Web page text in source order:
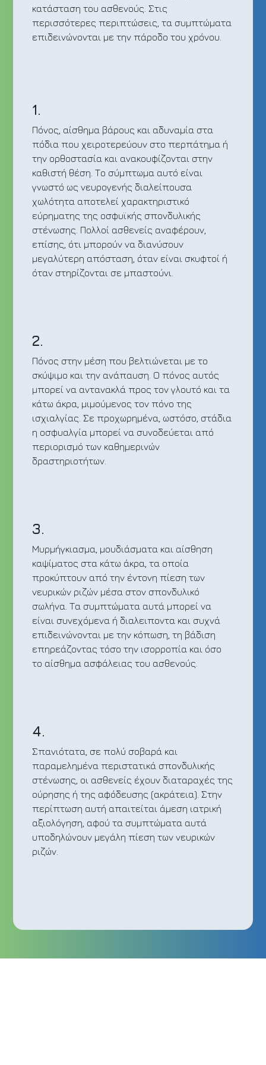
κατάσταση του ασθενούς. Στις
περισσότερες περιπτώσεις, τα συμπτώματα
επιδεινώνονται με την πάροδο του χρόνου.
1.
Πόνος, αίσθημα βάρους και αδυναμία στα
πόδια που χειροτερεύουν στο περπάτημα ή
την ορθοστασία και ανακουφίζονται στην
καθιστή θέση. Το σύμπτωμα αυτό είναι
γνωστό ως νευρογενής διαλείπουσα
χωλότητα αποτελεί χαρακτηριστικό
εύρηματης της οσφυϊκής σπονδυλικής
στένωσης. Πολλοί ασθενείς αναφέρουν,
επίσης, ότι μπορούν να διανύσουν
μεγαλύτερη απόσταση, όταν είναι σκυφτοί ή
όταν στηρίζονται σε μπαστούνι.
2.
Πόνος στην μέση που βελτιώνεται με το
σκύψιμο και την ανάπαυση. Ο πόνος αυτός
μπορεί να αντανακλά προς τον γλουτό και τα
κάτω άκρα, μιμούμενος τον πόνο της
ισχιαλγίας. Σε προχωρημένα, ωστόσο, στάδια
η οσφυαλγία μπορεί να συνοδεύεται από
περιορισμό των καθημερινών
δραστηριοτήτων.
3.
Μυρμήγκιασμα, μουδιάσματα και αίσθηση
καψίματος στα κάτω άκρα, τα οποία
προκύπτουν από την έντονη πίεση των
νευρικών ριζών μέσα στον σπονδυλικό
σωλήνα. Τα συμπτώματα αυτά μπορεί να
είναι συνεχόμενα ή διαλειποντα και συχνά
επιδεινώνονται με την κόπωση, τη βάδιση
επηρεάζοντας τόσο την ισορροπία και όσο
το αίσθημα ασφάλειας του ασθενούς.
4.
Σπανιότατα, σε πολύ σοβαρά και
παραμελημένα περιστατικά σπονδυλικής
στένωσης, οι ασθενείς έχουν διαταραχές της
ούρησης ή της αφόδευσης (ακράτεια). Στην
περίπτωση αυτή απαιτείται άμεση ιατρική
αξιολόγηση, αφού τα συμπτώματα αυτά
υποδηλώνουν μεγάλη πίεση των νευρικών
ριζών.